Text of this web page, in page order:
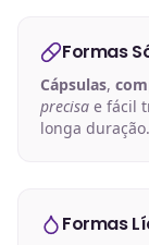
Formas
Cápsulas,
precisa e fácil
longa duração.
Formas